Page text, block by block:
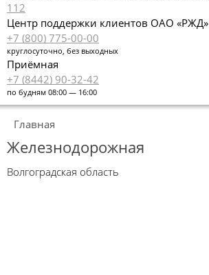
112
Центр поддержки клиентов ОАО «РЖД»
+7 (800) 775-00-00
круглосуточно, без выходных
Приёмная
+7 (8442) 90-32-42
по будням 08:00 — 16:00
Главная
Железнодорожная
Волгоградская область